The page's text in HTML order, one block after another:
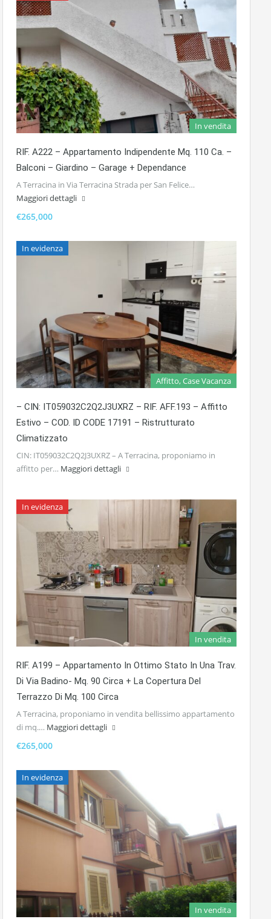
In vendita
RIF. A222 – Appartamento Indipendente Mq. 110 Ca. –
Balconi – Giardino – Garage + Dependance
A Terracina in Via Terracina Strada per San Felice…
Maggiori dettagli
€265,000
In evidenza
Affitto, Case Vacanza
– CIN: IT059032C2Q2J3UXRZ – RIF. AFF.193 – Affitto
Estivo – COD. ID CODE 17191 – Ristrutturato
Climatizzato
CIN: IT059032C2Q2J3UXRZ – A Terracina, proponiamo in
affitto per… Maggiori dettagli
In evidenza
In vendita
RIF. A199 – Appartamento In Ottimo Stato In Una Trav.
Di Via Badino- Mq. 90 Circa + La Copertura Del
Terrazzo Di Mq. 100 Circa
A Terracina, proponiamo in vendita bellissimo appartamento
di mq.… Maggiori dettagli
€265,000
In evidenza
In vendita